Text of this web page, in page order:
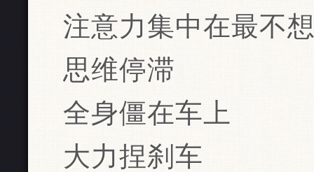
注意力集中在最不
思维停滞
全身僵在车上
大力捏刹车